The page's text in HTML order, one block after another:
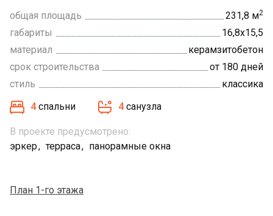
общая площадь 231,8 м2
габариты
16,8х15,5
материал
керамзитобетон
срок строительства
от 180 дней
стиль
классика
4 спальни 4 санузла
В проекте предусмотрено:
эркер
терраса панорамные окна
План 1-го этажа